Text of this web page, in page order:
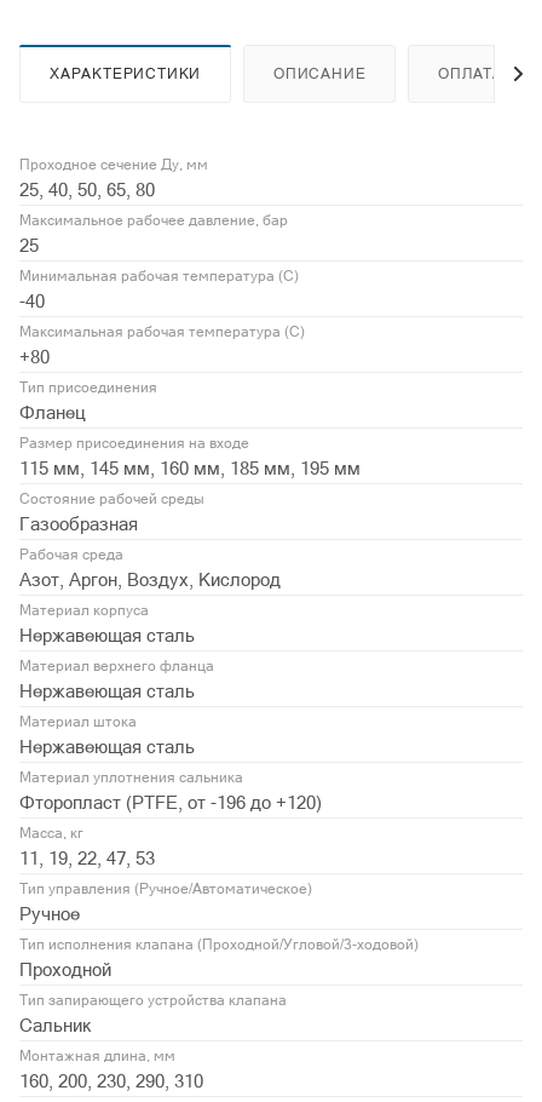
ХАРАКТЕРИСТИКИ ОПИСАНИЕ ОПЛАТА
Проходное сечение Ду, мм
25, 40, 50, 65, 80
Максимальное рабочее давление, бар
25
Минимальная рабочая температура (С)
-40
Максимальная рабочая температура (С)
+80
Тип присоединения
Фланец
Размер присоединения на входе
115 мм, 145 мм, 160 мм, 185 мм, 195 мм
Состояние рабочей среды
Газообразная
Рабочая среда
Азот, Аргон, Воздух, Кислород
Материал корпуса
Нержавеющая сталь
Материал верхнего фланца
Нержавеющая сталь
Материал штока
Нержавеющая сталь
Материал уплотнения сальника
Фторопласт (PTFE, от -196 до +120)
Масса, кг
11, 19, 22, 47, 53
Тип управления (Ручное/Автоматическое)
Ручное
Тип исполнения клапана (Проходной/Угловой/3-ходовой)
Проходной
Тип запирающего устройства клапана
Сальник
Монтажная длина, мм
160, 200, 230, 290, 310